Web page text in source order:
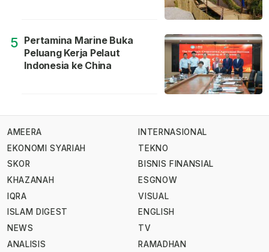
5 Pertamina Marine Buka
Peluang Kerja Pelaut
Indonesia ke China
AMEERA
EKONOMI SYARIAH
SKOR
KHAZANAH
IQRA
ISLAM DIGEST
NEWS
ANALISIS
INTERNASIONAL
TEKNO
BISNIS FINANSIAL
ESGNOW
VISUAL
ENGLISH
TV
RAMADHAN